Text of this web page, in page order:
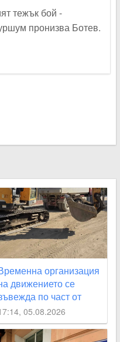
тежък бой -
пронизва Ботев.
организация
движението се
по част от
„Юмрукчал“
05.08.2026